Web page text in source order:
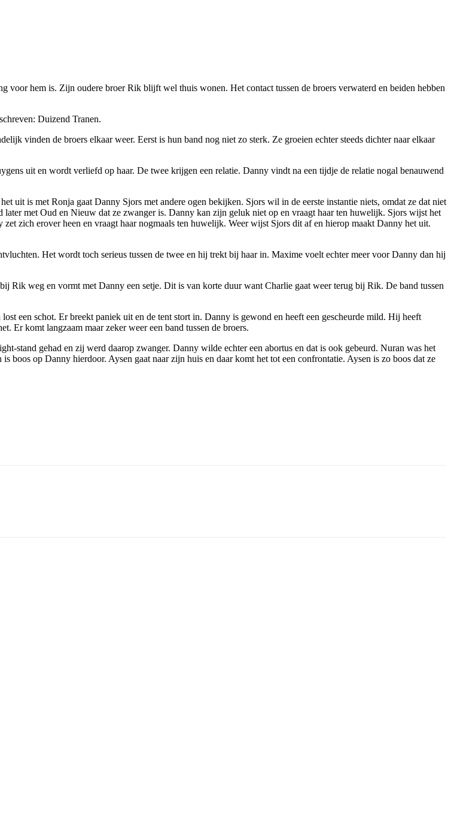
hem is. Zijn oudere broer Rik blijft wel thuis wonen. Het contact tussen de broers verwaterd en beiden hebben
Duizend Tranen.
vinden de broers elkaar weer. Eerst is hun band nog niet zo sterk. Ze groeien echter steeds dichter naar elkaar
uit en wordt verliefd op haar. De twee krijgen een relatie. Danny vindt na een tijdje de relatie nogal benauwend
uit is met Ronja gaat Danny Sjors met andere ogen bekijken. Sjors wil in de eerste instantie niets, omdat ze dat niet
met Oud en Nieuw dat ze zwanger is. Danny kan zijn geluk niet op en vraagt haar ten huwelijk. Sjors wijst het
zich erover heen en vraagt haar nogmaals ten huwelijk. Weer wijst Sjors dit af en hierop maakt Danny het uit.
Het wordt toch serieus tussen de twee en hij trekt bij haar in. Maxime voelt echter meer voor Danny dan hij
Rik weg en vormt met Danny een setje. Dit is van korte duur want Charlie gaat weer terug bij Rik. De band tussen
een schot. Er breekt paniek uit en de tent stort in. Danny is gewond en heeft een gescheurde mild. Hij heeft
Er komt langzaam maar zeker weer een band tussen de broers.
stand gehad en zij werd daarop zwanger. Danny wilde echter een abortus en dat is ook gebeurd. Nuran was het
boos op Danny hierdoor. Aysen gaat naar zijn huis en daar komt het tot een confrontatie. Aysen is zo boos dat ze